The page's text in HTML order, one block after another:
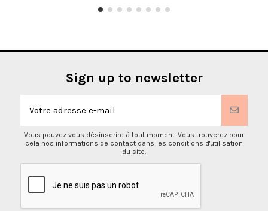
Sign up to newsletter
Vous pouvez vous désinscrire à tout moment. Vous trouverez pour
cela nos informations de contact dans les conditions d'utilisation
du site.